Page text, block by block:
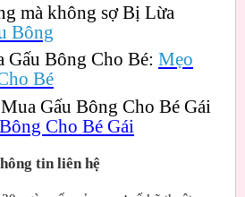
mà không sợ Bị Lừa
Bông
Gấu Bông Cho Bé: Mẹo
Bé
Gấu Bông Cho Bé Gái
Cho Bé Gái
tin liên hệ